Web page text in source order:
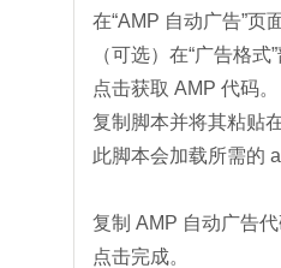
在“AMP 自动广告”页
（可选）在“广告格
点击获取 AMP 代码。
复制脚本并将其粘贴
此脚本会加载所需的
复制 AMP 自动广告
点击完成。